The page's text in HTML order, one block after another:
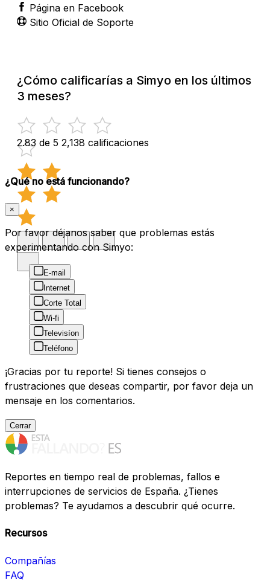
Página en Facebook
Sitio Oficial de Soporte
¿Cómo calificarías a Simyo en los últimos
3 meses?
2.83 de 5 2,138 calificaciones
¿Qué no está funcionando?
×
Por favor déjanos saber que problemas estás
experimentando con Simyo:
E-mail
Internet
Corte Total
Wi-fi
Televisíon
Teléfono
¡Gracias por tu reporte! Si tienes consejos o
frustraciones que deseas compartir, por favor deja un
mensaje en los comentarios.
Cerrar
Reportes en tiempo real de problemas, fallos e
interrupciones de servicios de España. ¿Tienes
problemas? Te ayudamos a descubrir qué ocurre.
Recursos
Compañías
FAQ